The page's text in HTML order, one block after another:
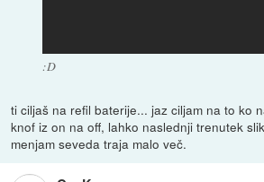
:D
ti ciljaš na refil baterije... jaz ciljam na to ko
knof iz on na off, lahko naslednji trenutek
menjam seveda traja malo več.